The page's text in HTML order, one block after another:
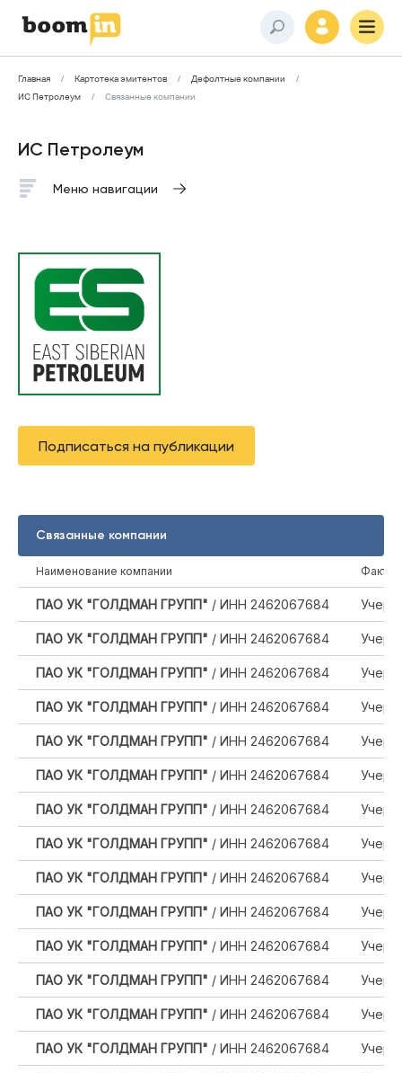
Главная Картотека эмитентов
Дефолтные компании
ИС Петролеум
Связанные компании
ИС Петролеум
Меню навигации
Подписаться на публикации
Связанные компании
Наименование компании Фактор
ПАО УК "ГОЛДМАН ГРУПП" / ИНН 2462067684
ПАО УК "ГОЛДМАН ГРУПП" / ИНН 2462067684
ПАО УК "ГОЛДМАН ГРУПП" / ИНН 2462067684
ПАО УК "ГОЛДМАН ГРУПП" / ИНН 2462067684
ПАО УК "ГОЛДМАН ГРУПП" / ИНН 2462067684
ПАО УК "ГОЛДМАН ГРУПП" / ИНН 2462067684
ПАО УК "ГОЛДМАН ГРУПП" / ИНН 2462067684
ПАО УК "ГОЛДМАН ГРУПП" / ИНН 2462067684
ПАО УК "ГОЛДМАН ГРУПП" / ИНН 2462067684
ПАО УК "ГОЛДМАН ГРУПП" / ИНН 2462067684
ПАО УК "ГОЛДМАН ГРУПП" / ИНН 2462067684
ПАО УК "ГОЛДМАН ГРУПП" / ИНН 2462067684
ПАО УК "ГОЛДМАН ГРУПП" / ИНН 2462067684
ПАО УК "ГОЛДМАН ГРУПП" / ИНН 2462067684